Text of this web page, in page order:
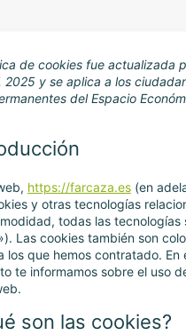
de cookies fue actualizada
2025 y se aplica a los
del Espacio
https://farcaza.es(en
y otras tecnologías
todas las tecnologías
Las cookies también son
los que hemos contratado. En
te informamos sobre el uso
son las cookies?